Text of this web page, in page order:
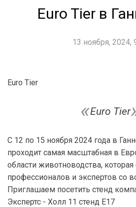
Euro Tier в
13 ноября, 2024,
Euro Tier
Euro Tier
С 12 по 15 ноября 2024 года в
проходит самая масштабная в
области животноводства, которая
профессионалов и экспертов со
Приглашаем посетить стенд
Экспертс - Холл 11 стенд Е17